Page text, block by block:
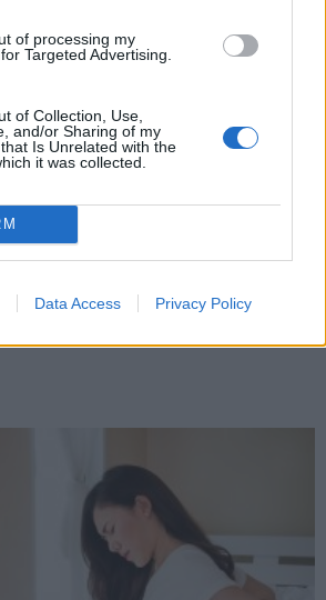
of processing my
Targeted Advertising.
of Collection, Use,
and/or Sharing of my
Is Unrelated with the
it was collected.
Data Access Privacy Policy
ce que l’hémangiome ?
viennent de clusters
Factor, s’est brisé le dos en chutant de